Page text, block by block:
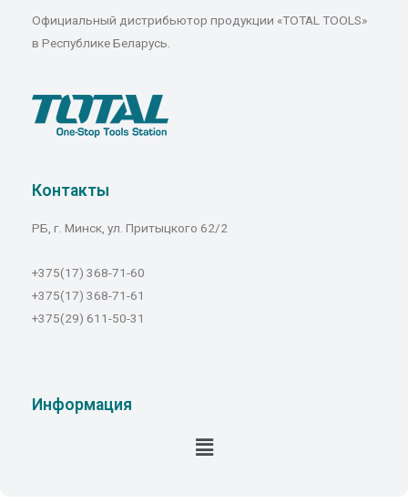
Официальный дистрибьютор продукции «TOTAL TOOLS»
в Республике Беларусь.
Контакты
РБ, г. Минск, ул. Притыцкого 62/2
+375(17) 368-71-60
+375(17) 368-71-61
+375(29) 611-50-31
Информация